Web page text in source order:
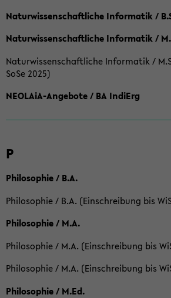
Naturwissenschaftliche Informatik /
Naturwissenschaftliche Informatik /
Naturwissenschaftliche Informatik /
SoSe 2025)
NEOLAiA-Angebote / BA IndiErg
P
Philosophie / B.A.
Philosophie / B.A. (Einschreibung bis
Philosophie / M.A.
Philosophie / M.A. (Einschreibung bis
Philosophie / M.A. (Einschreibung bis
Philosophie / M.Ed.